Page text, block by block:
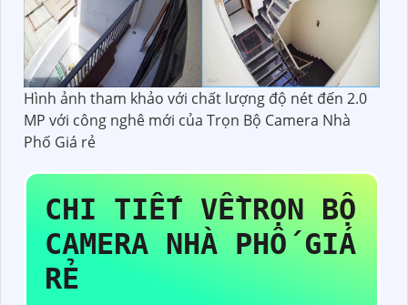
Hình ảnh tham khảo với chất lượng độ nét đến 2.0
MP với công nghê mới của Trọn Bộ Camera Nhà
Phố Giá rẻ
CHI TIẾT VỀTRỌN BỘ
CAMERA NHÀ PHỐ GIÁ
RẺ